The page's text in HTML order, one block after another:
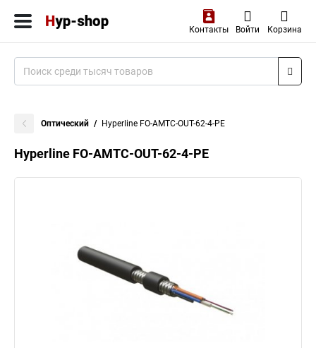
Контакты Войти Корзина
Оптический Hyperline FO-AMTC-OUT-62-4-PE
Hyperline FO-AMTC-OUT-62-4-PE